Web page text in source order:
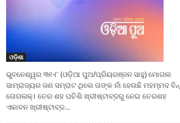
ଓଡ଼ିଶା
ଭୁବନେଶ୍ୱର ୩୧-୮ (ଓଡ଼ିଆ ପୁଅ/ପ୍ରିୟରଞ୍ଜନ ସାହୁ) ମୋଗଲ
ସାମ୍ରାଜ୍ୟର ଜଣ ସମ୍ରାଟ ଥିଲେ ତାଙ୍କ ନାଁ ହେଉଛି ମହମ୍ମଦ ବିନ୍
ତୋଗଲକ୍। ତେର ଶହ ପଚିଶି ଖ୍ରୀଷ୍ଟାବ୍ଦରୁ ନେଇ ତେରଶହ
ଏକାବନ ଖ୍ରୀଷ୍ଟାବ୍ଦ...